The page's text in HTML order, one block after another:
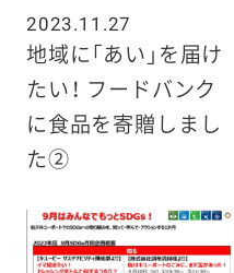
2023.11.27
地域に「あい」を届け
たい！ フードバンク
に食品を寄贈しまし
た②